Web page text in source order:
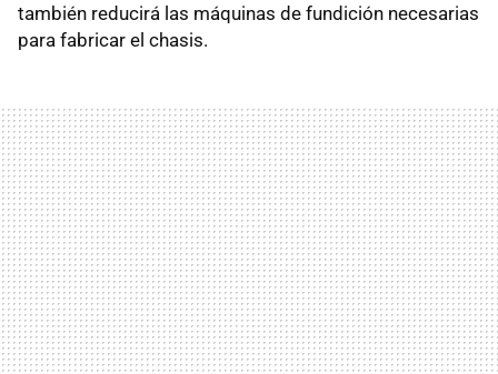
también reducirá las máquinas de fundición necesarias
para fabricar el chasis.